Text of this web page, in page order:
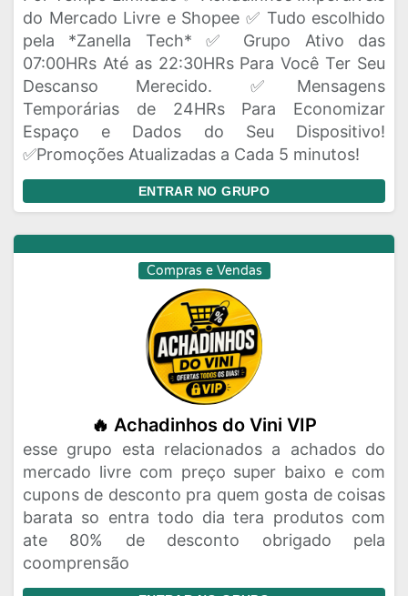
do Mercado Livre e Shopee ✅ Tudo escolhido
pela *Zanella Tech* ✅ Grupo Ativo das
07:00HRs Até as 22:30HRs Para Você Ter Seu
Descanso Merecido. ✅Mensagens
Temporárias de 24HRs Para Economizar
Espaço e Dados do Seu Dispositivo!
✅Promoções Atualizadas a Cada 5 minutos!
ENTRAR NO GRUPO
Compras e Vendas
🔥 Achadinhos do Vini VIP
esse grupo esta relacionados a achados do
mercado livre com preço super baixo e com
cupons de desconto pra quem gosta de coisas
barata so entra todo dia tera produtos com
ate 80% de desconto obrigado pela
coomprensão